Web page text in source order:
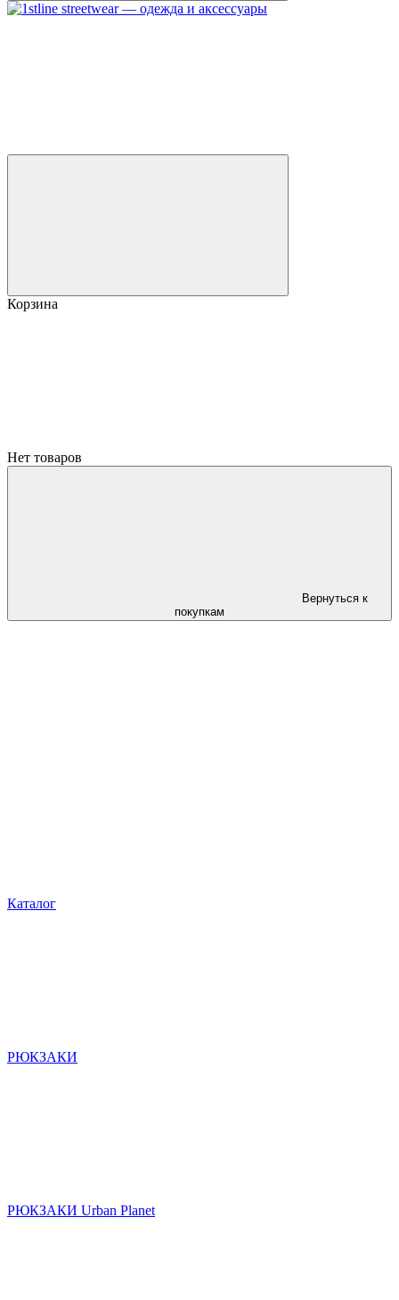
Корзина
Нет товаров
Вернуться к
покупкам
Каталог
РЮКЗАКИ
РЮКЗАКИ Urban Planet